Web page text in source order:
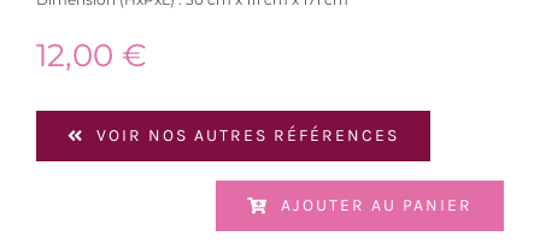
12,00 €
VOIR NOS AUTRES RÉFÉRENCES
AJOUTER AU PANIER